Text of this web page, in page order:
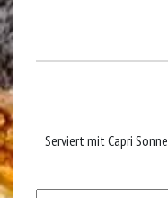
Serviert mit Capri Sonne